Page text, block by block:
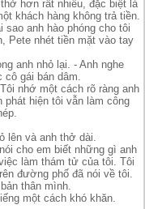
hơn rất nhiều, đặc biệt là
khách hàng không trả tiền.
anh hào phóng cho tôi
Pete nhét tiền mặt vào tay
anh nhỏ lại. - Anh nghe
gái bán dâm.
nhớ một cách rõ ràng anh
phát hiện tôi vẫn làm công
lên và anh thở dài.
cho em biết những gì anh
làm thám tử của tôi. Tôi
đường phố đã nói về tôi.
thân mình.
một cách khó khăn.